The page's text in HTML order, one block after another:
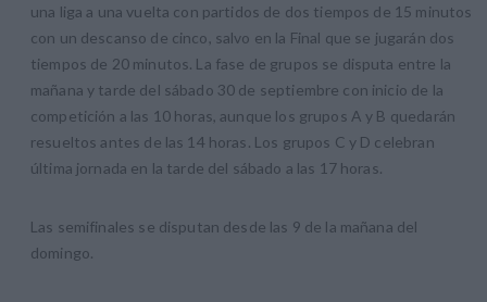
una liga a una vuelta con partidos de dos tiempos de 15 minutos
con un descanso de cinco, salvo en la Final que se jugarán dos
tiempos de 20 minutos. La fase de grupos se disputa entre la
mañana y tarde del sábado 30 de septiembre con inicio de la
competición a las 10 horas, aunque los grupos A y B quedarán
resueltos antes de las 14 horas. Los grupos C y D celebran
última jornada en la tarde del sábado a las 17 horas.
Las semifinales se disputan desde las 9 de la mañana del
domingo.